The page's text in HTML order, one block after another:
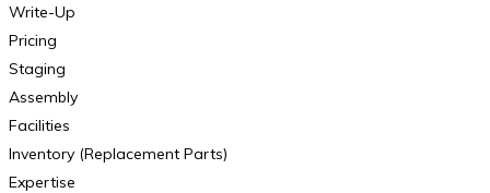
Write-Up
Pricing
Staging
Assembly
Facilities
Inventory (Replacement Parts)
Expertise